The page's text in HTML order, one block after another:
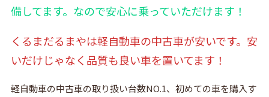
備してます。なので安心に乗っていただけます！
くるまだるまやは軽自動車の中古車が安いです。安
いだけじゃなく品質も良い車を置いてます！
軽自動車の中古車の取り扱い台数NO.1、初めての車を購入す